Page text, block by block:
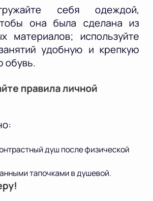
себя одеждой,
она была сделана из
материалов; используйте
удобную и крепкую
обувь.
правила личной
душ после физической
тапочками в душевой.